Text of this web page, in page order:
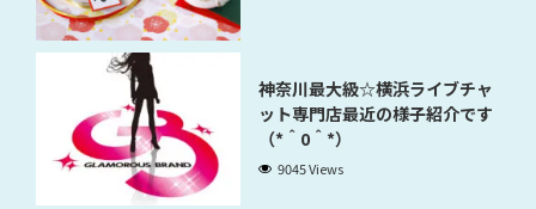
神奈川最大級☆横浜ライブチャ
ット専門店最近の様子紹介です
（*＾0＾*）
9045 Views